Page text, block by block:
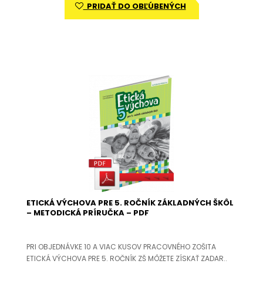
PRIDAŤ DO OBĽÚBENÝCH
ETICKÁ VÝCHOVA PRE 5. ROČNÍK ZÁKLADNÝCH ŠKÔL
– METODICKÁ PRÍRUČKA – PDF
PRI OBJEDNÁVKE 10 A VIAC KUSOV PRACOVNÉHO ZOŠITA
ETICKÁ VÝCHOVA PRE 5. ROČNÍK ZŠ MÔŽETE ZÍSKAŤ ZADAR..